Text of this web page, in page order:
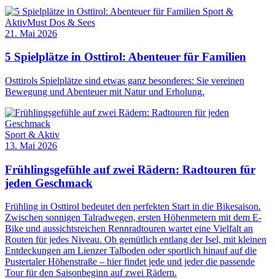
Sport &
AktivMust Dos & Sees
21. Mai 2026
5 Spielplätze in Osttirol: Abenteuer für Familien
Osttirols Spielplätze sind etwas ganz besonderes: Sie vereinen
Bewegung und Abenteuer mit Natur und Erholung.
Sport & Aktiv
13. Mai 2026
Frühlingsgefühle auf zwei Rädern: Radtouren für
jeden Geschmack
Frühling in Osttirol bedeutet den perfekten Start in die Bikesaison.
Zwischen sonnigen Talradwegen, ersten Höhenmetern mit dem E-
Bike und aussichtsreichen Rennradtouren wartet eine Vielfalt an
Routen für jedes Niveau. Ob gemütlich entlang der Isel, mit kleinen
Entdeckungen am Lienzer Talboden oder sportlich hinauf auf die
Pustertaler Höhenstraße – hier findet jede und jeder die passende
Tour für den Saisonbeginn auf zwei Rädern.